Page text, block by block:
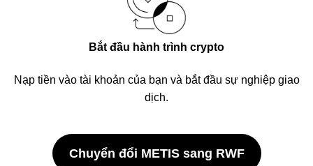
Bắt đầu hành trình crypto
Nạp tiền vào tài khoản của bạn và bắt đầu sự nghiệp giao
dịch.
Chuyển đổi METIS sang RWF